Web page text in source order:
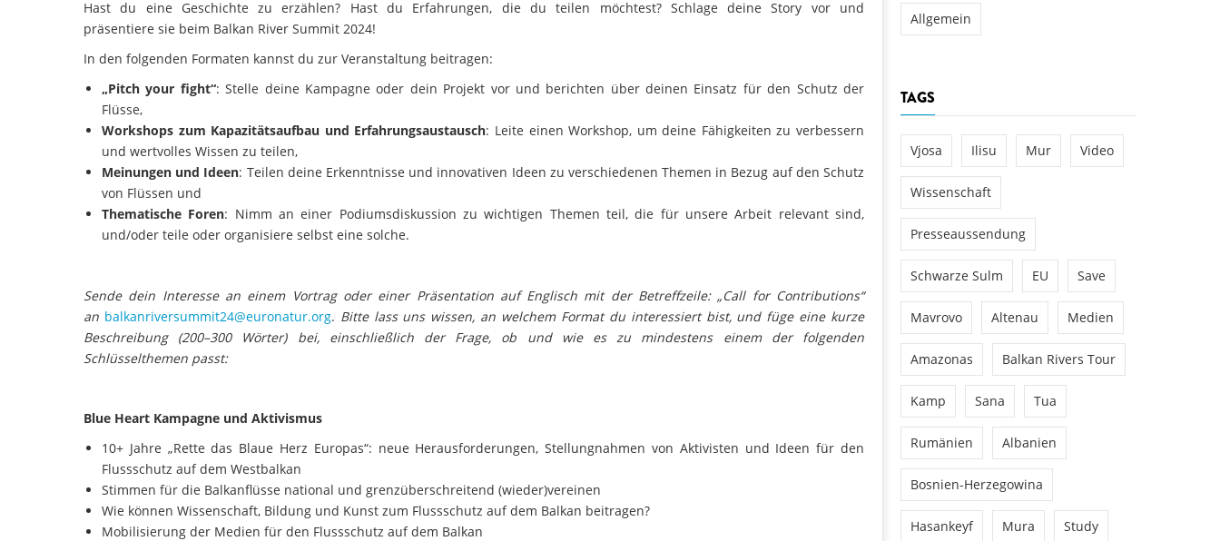
Hast du eine Geschichte zu erzählen? Hast du Erfahrungen, die du teilen möchtest? Schlage deine Story vor und
präsentiere sie beim Balkan River Summit 2024!
In den folgenden Formaten kannst du zur Veranstaltung beitragen:
„Pitch your fight“: Stelle deine Kampagne oder dein Projekt vor und berichten über deinen Einsatz für den Schutz der
Flüsse,
Workshops zum Kapazitätsaufbau und Erfahrungsaustausch: Leite einen Workshop, um deine Fähigkeiten zu verbessern
und wertvolles Wissen zu teilen,
Meinungen und Ideen: Teilen deine Erkenntnisse und innovativen Ideen zu verschiedenen Themen in Bezug auf den Schutz
von Flüssen und
Thematische Foren: Nimm an einer Podiumsdiskussion zu wichtigen Themen teil, die für unsere Arbeit relevant sind,
und/oder teile oder organisiere selbst eine solche.
Sende dein Interesse an einem Vortrag oder einer Präsentation auf Englisch mit der Betreffzeile: „Call for Contributions“
an balkanriversummit24@euronatur.org. Bitte lass uns wissen, an welchem ​​Format du interessiert bist, und füge eine kurze
Beschreibung (200–300 Wörter) bei, einschließlich der Frage, ob und wie es zu mindestens einem der folgenden
Schlüsselthemen passt:
Blue Heart Kampagne und Aktivismus
10+ Jahre „Rette das Blaue Herz Europas“: neue Herausforderungen, Stellungnahmen von Aktivisten und Ideen für den
Flussschutz auf dem Westbalkan
Stimmen für die Balkanflüsse national und grenzüberschreitend (wieder)vereinen
Wie können Wissenschaft, Bildung und Kunst zum Flussschutz auf dem Balkan beitragen?
Mobilisierung der Medien für den Flussschutz auf dem Balkan
Allgemein
TAGS
Vjosa Ilisu Mur Video
Wissenschaft
Presseaussendung
Schwarze Sulm EU Save
Mavrovo Altenau Medien
Amazonas Balkan Rivers Tour
Kamp Sana Tua
Rumänien Albanien
Bosnien-Herzegowina
Hasankeyf Mura Study